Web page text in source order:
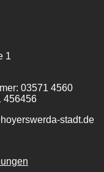
1
03571 4560
456456
stadt.de